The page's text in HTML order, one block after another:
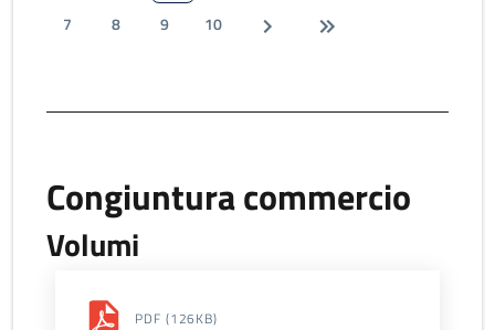
7
8 9 10
Congiuntura commercio
Volumi
PDF (126KB)